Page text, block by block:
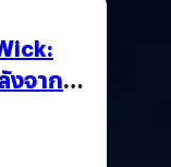
งจาก